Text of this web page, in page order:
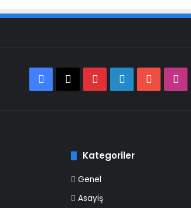
Facebook
X PinterestLinkedInYouTube
Kategoriler
Genel
Asayiş